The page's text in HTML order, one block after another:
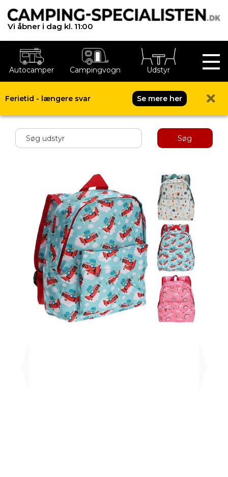
Vi åbner i dag kl. 11:00
Autocamper Campingvogn Udstyr
Ferietid - længere svar
Se mere her
Søg